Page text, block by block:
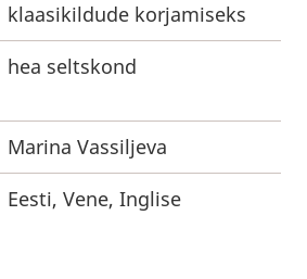
klaasikildude korjamiseks
hea seltskond
Marina Vassiljeva
Eesti, Vene, Inglise